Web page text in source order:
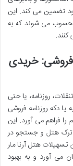
تضمین می کند. این
محسوب می شوند که به
فروشی: خریدی
روزنامه، یا حتی
دکه روزنامه فروشی
فراهم می آورد. این
ترک هتل و جستجو در
تسهیلات هتل آرنا مار
می آورد و به بهبود